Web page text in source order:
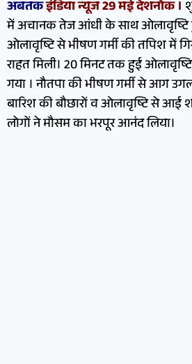
अबतकइंडिया न्यूज 29 मई देशनोक ।
में अचानक तेज आंधी के साथ
ओलावृष्टि से भीषण गर्मी की तपिश में
राहत मिली। 20 मिनट तक हुई
गया । नौतपा की भीषण गर्मी से आग उगल
बारिश की बौछारों व ओलावृष्टि से आई
लोगों ने मौसम का भरपूर आनंद लिया।